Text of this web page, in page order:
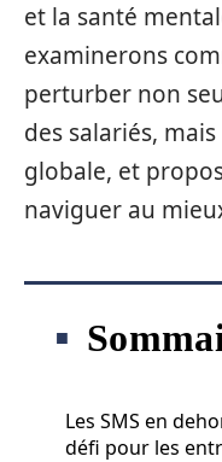
et la santé
examinerons
perturber non
des salariés,
globale, et
naviguer au
Les SMS en
défi pour les